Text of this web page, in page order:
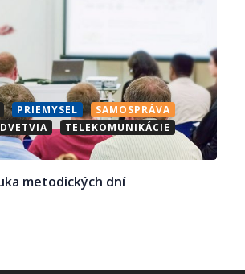
PRIEMYSEL
SAMOSPRÁVA
TELEKOMUNIKÁCIE
metodických dní